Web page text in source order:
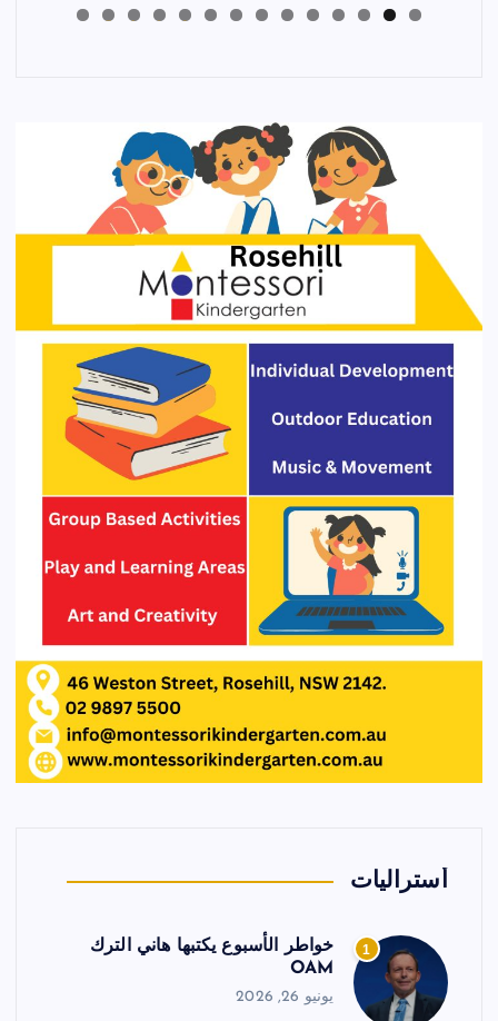
أستراليات
1
خواطر الأسبوع يكتبها هاني الترك
OAM
يونيو 26, 2026